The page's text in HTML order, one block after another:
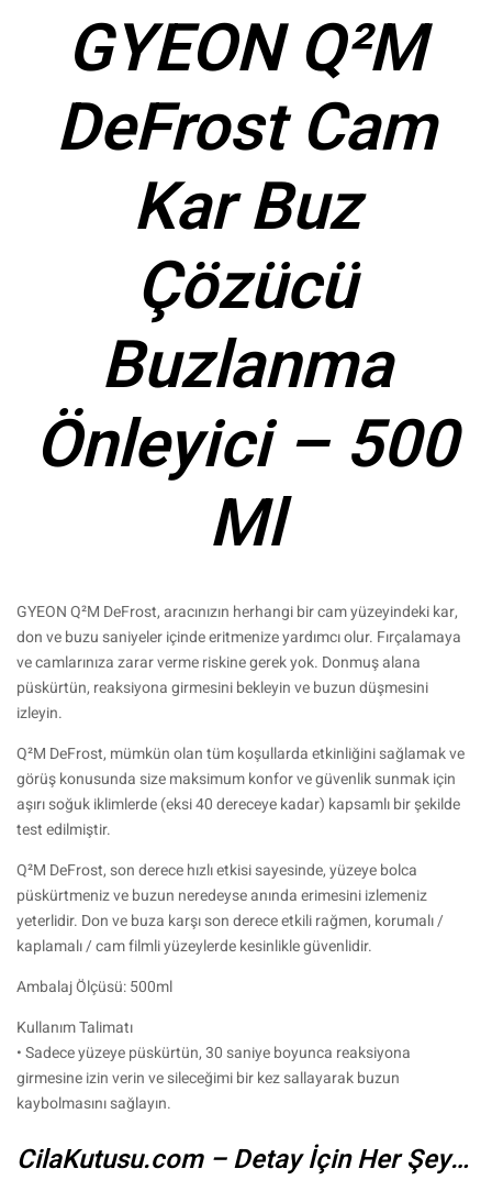
GYEON Q²M
DeFrost Cam
Kar Buz
Çözücü
Buzlanma
Önleyici – 500
Ml
GYEON Q²M DeFrost, aracınızın herhangi bir cam yüzeyindeki kar,
don ve buzu saniyeler içinde eritmenize yardımcı olur. Fırçalamaya
ve camlarınıza zarar verme riskine gerek yok. Donmuş alana
püskürtün, reaksiyona girmesini bekleyin ve buzun düşmesini
izleyin.
Q²M DeFrost, mümkün olan tüm koşullarda etkinliğini sağlamak ve
görüş konusunda size maksimum konfor ve güvenlik sunmak için
aşırı soğuk iklimlerde (eksi 40 dereceye kadar) kapsamlı bir şekilde
test edilmiştir.
Q²M DeFrost, son derece hızlı etkisi sayesinde, yüzeye bolca
püskürtmeniz ve buzun neredeyse anında erimesini izlemeniz
yeterlidir. Don ve buza karşı son derece etkili rağmen, korumalı /
kaplamalı / cam filmli yüzeylerde kesinlikle güvenlidir.
Ambalaj Ölçüsü: 500ml
Kullanım Talimatı
• Sadece yüzeye püskürtün, 30 saniye boyunca reaksiyona
girmesine izin verin ve sileceğimi bir kez sallayarak buzun
kaybolmasını sağlayın.
CilaKutusu.com – Detay İçin Her Şey…